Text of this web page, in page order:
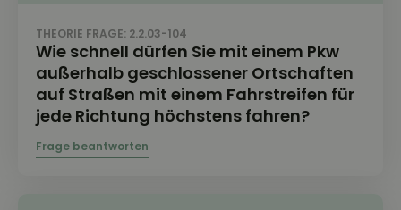
THEORIE FRAGE: 2.2.03-104
Wie schnell dürfen Sie mit einem Pkw
außerhalb geschlossener Ortschaften
auf Straßen mit einem Fahrstreifen für
jede Richtung höchstens fahren?